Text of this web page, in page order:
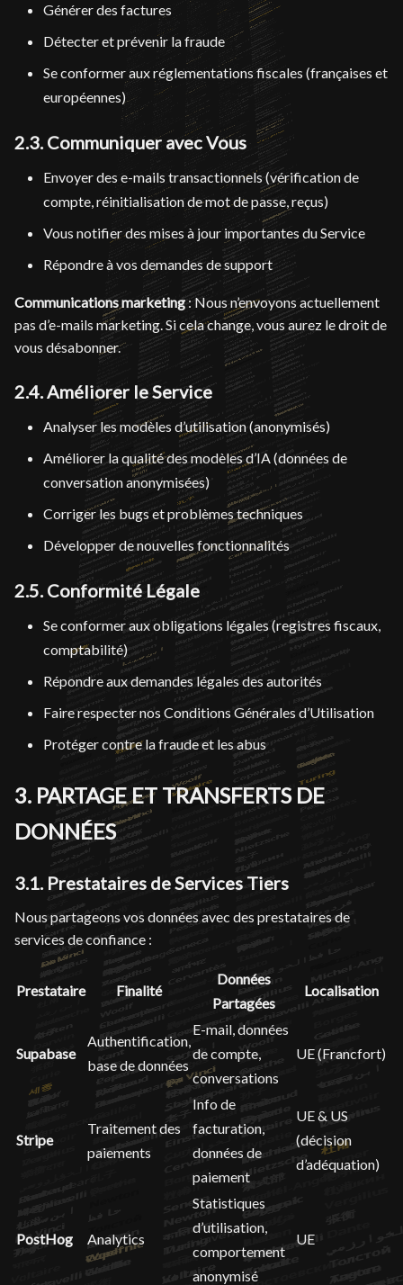
Générer des factures
Détecter et prévenir la fraude
Se conformer aux réglementations fiscales (françaises et
européennes)
2.3. Communiquer avec Vous
Envoyer des e-mails transactionnels (vérification de
compte, réinitialisation de mot de passe, reçus)
Vous notifier des mises à jour importantes du Service
Répondre à vos demandes de support
Communications marketing : Nous n’envoyons actuellement
pas d’e-mails marketing. Si cela change, vous aurez le droit de
vous désabonner.
2.4. Améliorer le Service
Analyser les modèles d’utilisation (anonymisés)
Améliorer la qualité des modèles d’IA (données de
conversation anonymisées)
Corriger les bugs et problèmes techniques
Développer de nouvelles fonctionnalités
2.5. Conformité Légale
Se conformer aux obligations légales (registres fiscaux,
comptabilité)
Répondre aux demandes légales des autorités
Faire respecter nos Conditions Générales d’Utilisation
Protéger contre la fraude et les abus
3. PARTAGE ET TRANSFERTS DE
DONNÉES
3.1. Prestataires de Services Tiers
Nous partageons vos données avec des prestataires de
services de confiance :
Prestataire Finalité
Données
Partagées
Localisation
Supabase
Authentification,
base de données
E-mail, données
de compte,
conversations
UE (Francfort)
Stripe
Traitement des
paiements
Info de
facturation,
données de
paiement
UE & US
(décision
d’adéquation)
PostHog Analytics
Statistiques
d’utilisation,
comportement
anonymisé
UE